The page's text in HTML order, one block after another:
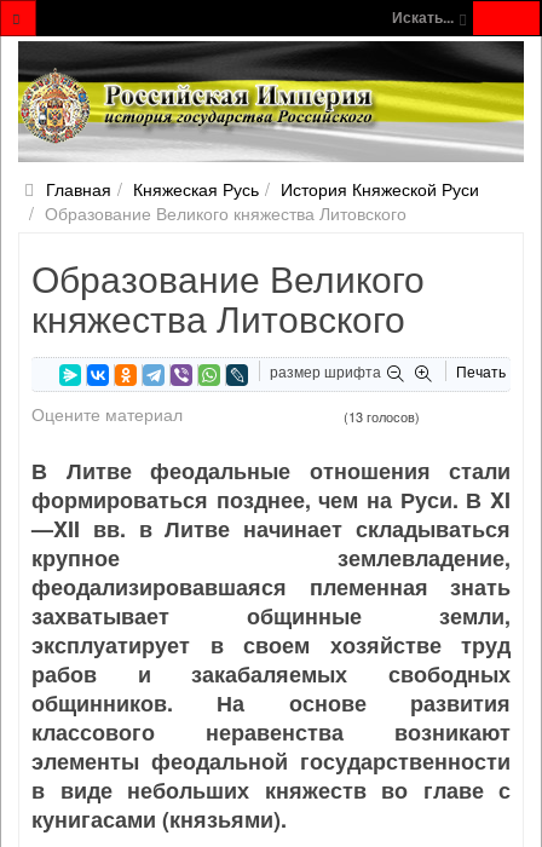
Искать...
Главная Княжеская Русь
История Княжеской Руси
Образование Великого княжества Литовского
Образование Великого
княжества Литовского
размер шрифта Печать
Оцените материал (13 голосов)
В Литве феодальные отношения стали
формироваться позднее, чем на Руси. В XI
—XII вв. в Литве начинает складываться
крупное землевладение,
феодализировавшаяся племенная знать
захватывает общинные земли,
эксплуатирует в своем хозяйстве труд
рабов и закабаляемых свободных
общинников. На основе развития
классового неравенства возникают
элементы феодальной государственности
в виде небольших княжеств во главе с
кунигасами (князьями).